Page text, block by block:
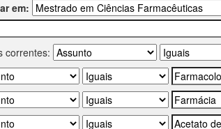
em:
correntes: